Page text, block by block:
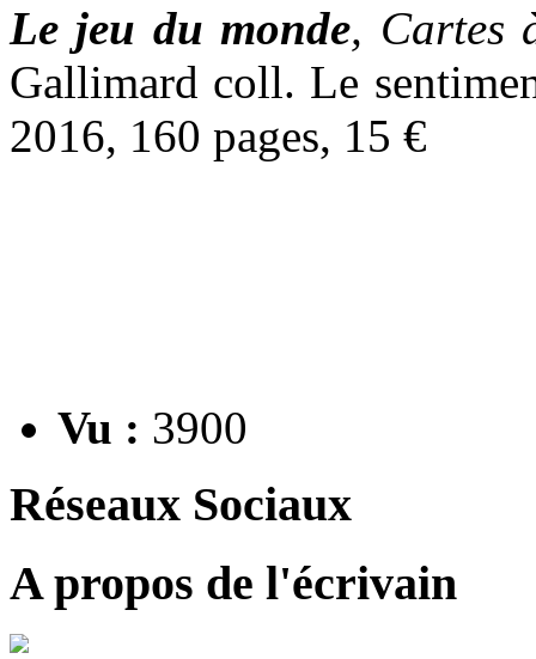
Le jeu du monde, Cartes
Gallimard coll. Le
2016, 160 pages, 15 €
Vu : 3900
Réseaux Sociaux
A propos de l'écrivain